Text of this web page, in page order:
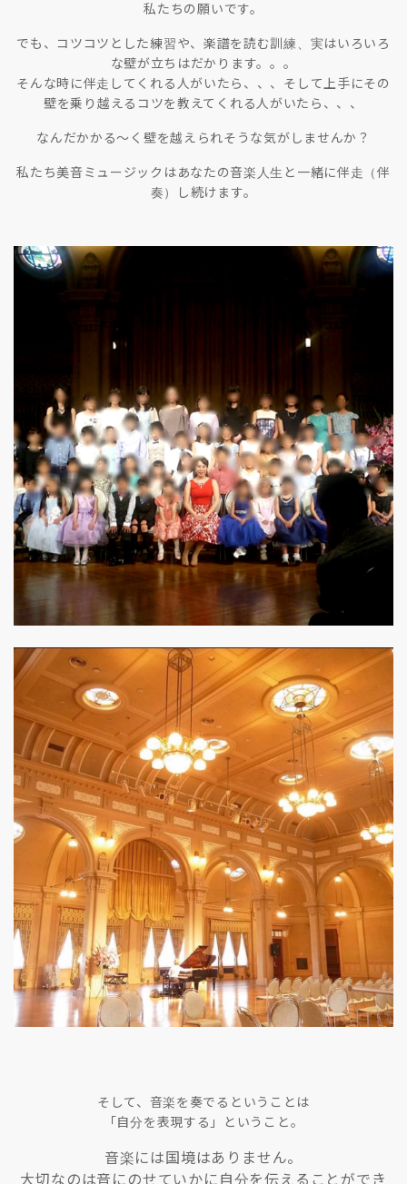
私たちの願いです。
でも、コツコツとした練習や、楽譜を読む訓練、実はいろいろ
な壁が立ちはだかります。。。
そんな時に伴走してくれる人がいたら、、、そして上手にその
壁を乗り越えるコツを教えてくれる人がいたら、、、
なんだかかる〜く壁を越えられそうな気がしませんか？
私たち美音ミュージックはあなたの音楽人生と一緒に伴走（伴
奏）し続けます。
そして、音楽を奏でるということは
「自分を表現する」ということ。
音楽には国境はありません。
大切なのは音にのせていかに自分を伝えることができ